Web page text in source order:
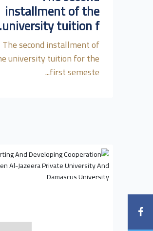
installment of the
university tuition f...
The second installment of
university tuition for the
first semeste...